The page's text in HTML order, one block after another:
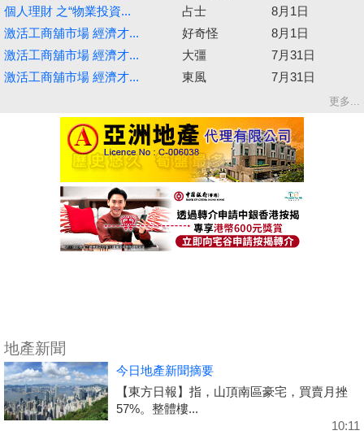
個人理財 之“物業投資...
占士
8月1日
激活工商舖市場 經濟才...
好奇怪
8月1日
激活工商舖市場 經濟才...
大彊
7月31日
激活工商舖市場 經濟才...
東風 7月31日
更多...
地產新聞
今日地產新聞摘要
【東方日報】指，山頂南區豪宅，買賣月挫
57%。整體樓...
10:11